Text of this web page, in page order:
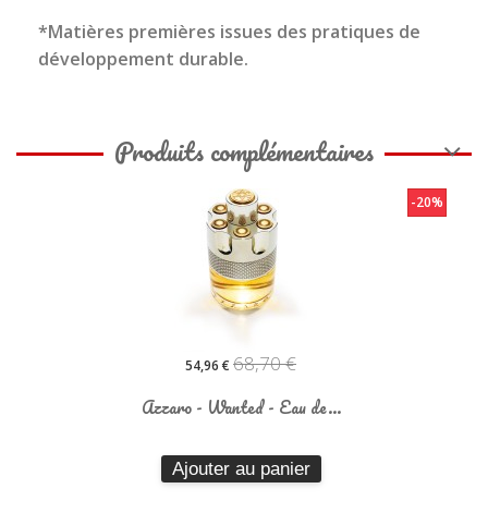
*Matières premières issues des pratiques de
développement durable.
Produits complémentaires
54,96 € 68,70 €
-20%
Azzaro - Wanted - Eau de...
Ajouter au panier